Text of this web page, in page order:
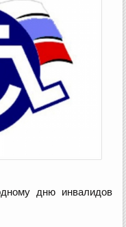
дню инвалидов